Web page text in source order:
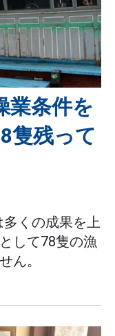
業条件を
隻残って
多くの成果を上
して78隻の漁
ん。